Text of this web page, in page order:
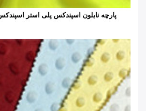
پارچه نایلون اسپندکس پلی استر